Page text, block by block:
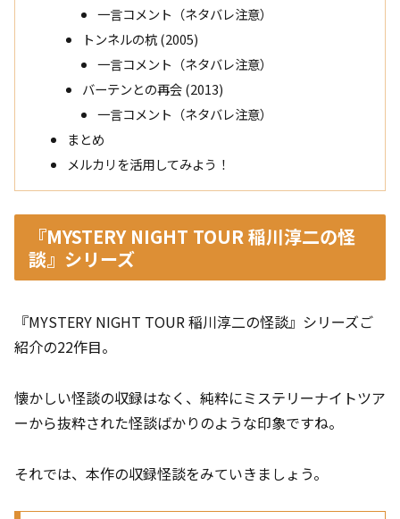
一言コメント（ネタバレ注意）
トンネルの杭 (2005)
一言コメント（ネタバレ注意）
バーテンとの再会 (2013)
一言コメント（ネタバレ注意）
まとめ
メルカリを活用してみよう！
『MYSTERY NIGHT TOUR 稲川淳二の怪
談』シリーズ
『MYSTERY NIGHT TOUR 稲川淳二の怪談』シリーズご
紹介の22作目。
懐かしい怪談の収録はなく、純粋にミステリーナイトツア
ーから抜粋された怪談ばかりのような印象ですね。
それでは、本作の収録怪談をみていきましょう。